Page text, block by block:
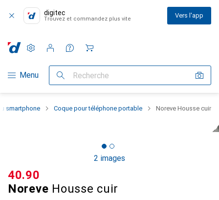
digitec
Trouvez et commandez plus vite Vers l'app
Navigation par catégorie
Menu Recherche
Paramètres
Compte client
Listes de comparaison
Listes d'envies
Panier
smartphone Coque pour téléphone portable Noreve Housse cuir
2 images
Noreve Housse cuir
CHF
40.90